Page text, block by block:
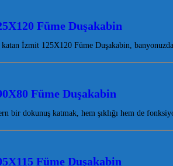
Füme Duşakabin
İzmit 125X120 Füme Duşakabin, banyonuzda
Füme Duşakabin
bir dokunuş katmak, hem şıklığı hem de
Füme Duşakabin